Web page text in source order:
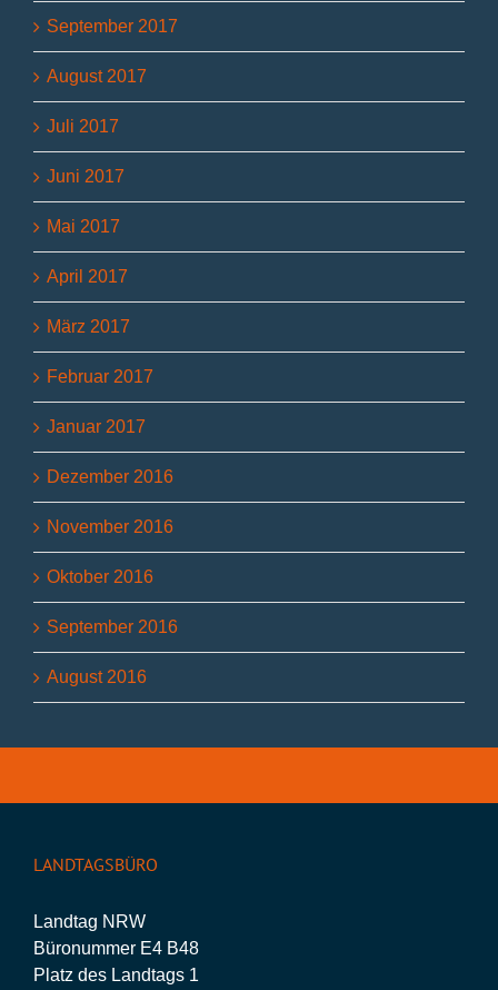
September 2017
August 2017
Juli 2017
Juni 2017
Mai 2017
April 2017
März 2017
Februar 2017
Januar 2017
Dezember 2016
November 2016
Oktober 2016
September 2016
August 2016
LANDTAGSBÜRO
Landtag NRW
Büronummer E4 B48
Platz des Landtags 1